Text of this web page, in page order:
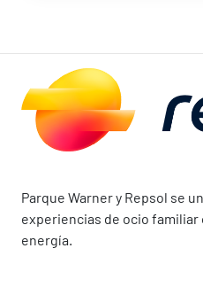
Parque Warner y Repsol se
experiencias de ocio
energía.